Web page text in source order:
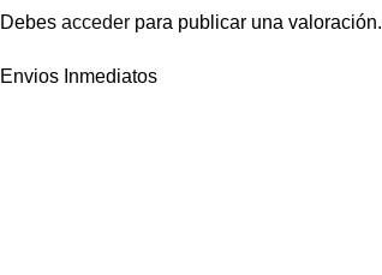
Debes acceder para publicar una valoración.
Envios Inmediatos